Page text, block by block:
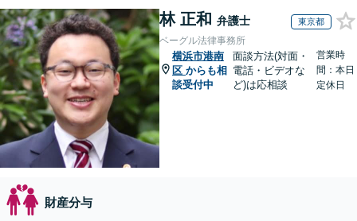
林 正和 弁護士 東京都
ベーグル法律事務所
横浜市港南
区 からも相
談受付中
面談方法(対面・
電話・ビデオな
ど)は応相談
営業時
間：本日
定休日
財産分与